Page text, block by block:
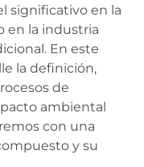
significativo en la
en la industria
En este
la definición,
de
ambiental
con una
y su